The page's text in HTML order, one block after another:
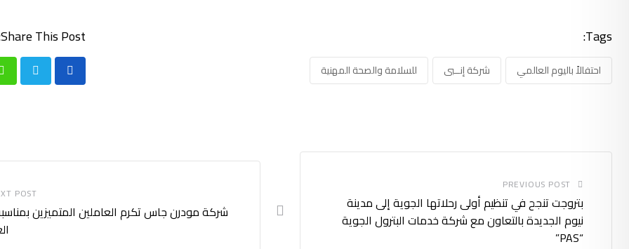
Tags:
احتفالاً باليوم العالمي شركة إنــبى للسلامة والصحة المهنية
Share This Post:
PREVIOUS POST
بتروجت تنجح في تنظيم أولى رحلاتها الجوية إلى مدينة
نيوم الجديدة بالتعاون مع شركة خدمات البترول الجوية
“PAS”
POST
شركة مودرن جاس تكرم العاملين المتميزين